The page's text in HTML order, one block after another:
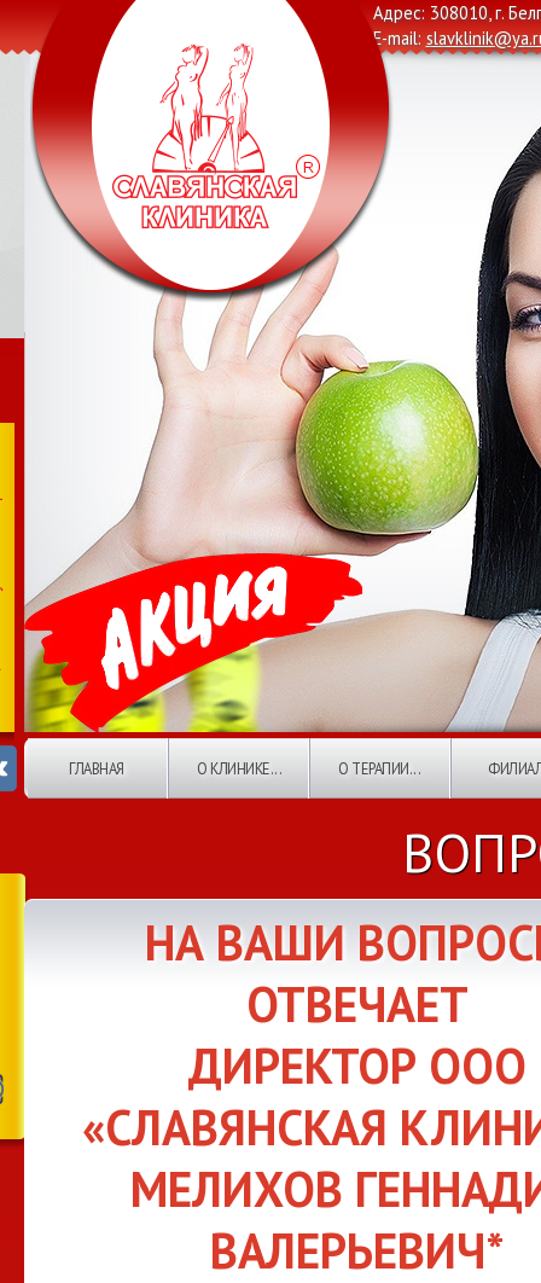
Адрес: 308010, г.
E-mail:
ГЛАВНАЯ О КЛИНИКЕ... О ТЕРАПИИ...
НА ВАШИ
ОТВЕЧАЕТ
ДИРЕКТОР ООО
«СЛАВЯНСКАЯ
МЕЛИХОВ
ВАЛЕРЬЕВИЧ*